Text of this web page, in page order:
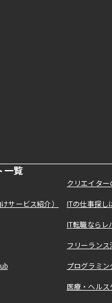
一覧
クリエイタ
サービス紹介） ITの仕事探
IT転職なら
フリーラン
プログラミ
医療・ヘル